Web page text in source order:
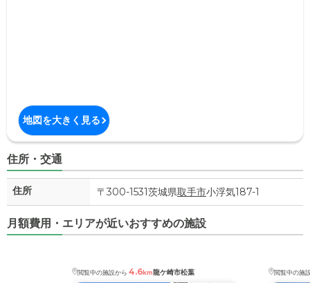
地図を大きく見る
住所・交通
住所 〒300-1531茨城県取手市小浮気187-1
月額費用・エリアが近いおすすめの施設
閲覧中の施設から 4.6km龍ケ崎市松葉 閲覧中の施